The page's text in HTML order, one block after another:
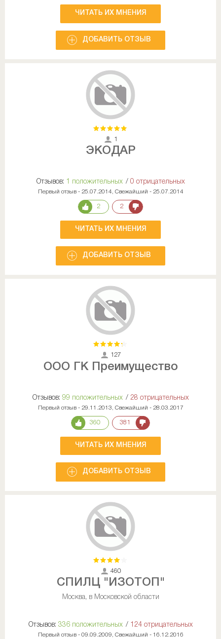
ЧИТАТЬ ИХ МНЕНИЯ
ДОБАВИТЬ ОТЗЫВ
1
ЭКОДАР
Отзывов: 1 положительных / 0 отрицательных
Первый отзыв - 25.07.2014, Свежайший - 25.07.2014
2 2
ЧИТАТЬ ИХ МНЕНИЯ
ДОБАВИТЬ ОТЗЫВ
127
ООО ГК Преимущество
Отзывов: 99 положительных / 28 отрицательных
Первый отзыв - 29.11.2013, Свежайший - 28.03.2017
360 381
ЧИТАТЬ ИХ МНЕНИЯ
ДОБАВИТЬ ОТЗЫВ
460
СПИЛЦ "ИЗОТОП"
Москва, в Московской области
Отзывов: 336 положительных / 124 отрицательных
Первый отзыв - 09.09.2009, Свежайший - 16.12.2016